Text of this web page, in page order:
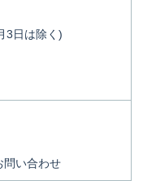
3日は除く)
問い合わせ